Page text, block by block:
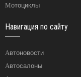
Мотоциклы
Навигация по сайту
Автоновости
Автосалоны